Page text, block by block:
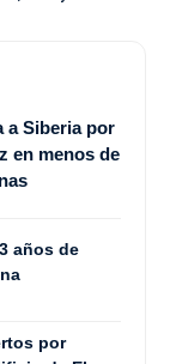
a Siberia por
en menos de
años de
por